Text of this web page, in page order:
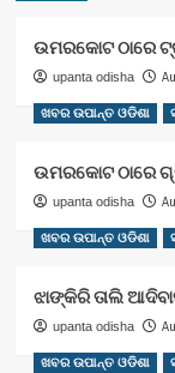
ଉମରକୋଟ ଠାରେ
upanta odisha
ଖବର ଉପାନ୍ତ ଓଡିଶା
ଉମରକୋଟ ଠାରେ
upanta odisha
ଖବର ଉପାନ୍ତ ଓଡିଶା
ଝାଙ୍କିରି ତାଲି
upanta odisha
ଖବର ଉପାନ୍ତ ଓଡିଶା